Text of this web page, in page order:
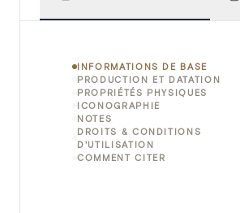
INFORMATIONS DE BASE
PRODUCTION ET DATATION
PROPRIÉTÉS PHYSIQUES
ICONOGRAPHIE
NOTES
DROITS & CONDITIONS
D'UTILISATION
COMMENT CITER